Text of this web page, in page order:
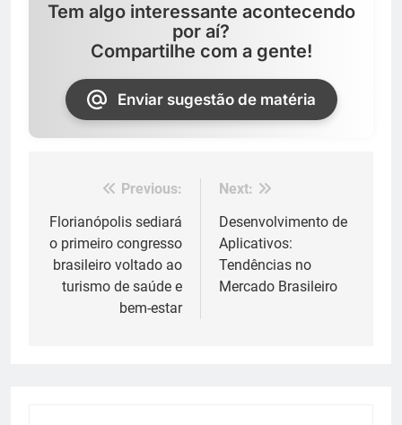
Tem algo interessante acontecendo
por aí?
Compartilhe com a gente!
Enviar sugestão de matéria
Navegação
de
Post
Previous:
Florianópolis sediará
o primeiro congresso
brasileiro voltado ao
turismo de saúde e
bem-estar
Next:
Desenvolvimento de
Aplicativos:
Tendências no
Mercado Brasileiro